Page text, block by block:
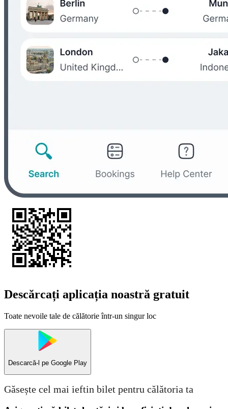
Descărcați aplicația noastră gratuit
Toate nevoile tale de călătorie într-un singur loc
Descarcă-l pe Google Play
Găsește cel mai ieftin bilet pentru călătoria ta